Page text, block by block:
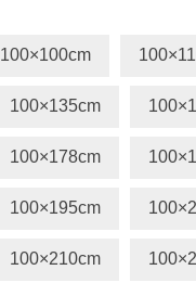
100×100cm
100×135cm
100×178cm
100×195cm
100×210cm